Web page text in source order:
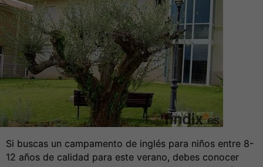
Si buscas un campamento de inglés para niños entre 8-
12 años de calidad para este verano, debes conocer